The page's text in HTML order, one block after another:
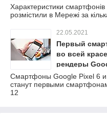
Характеристики
розмістили в Мережі за
22.05.2021
Первый
во всей
рендеры
источника
Смартфоны Google Pixel 6
станут первыми
12